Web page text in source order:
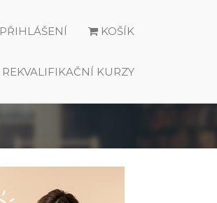
KOŠÍK
PŘIHLÁŠENÍ
REKVALIFIKAČNÍ KURZY